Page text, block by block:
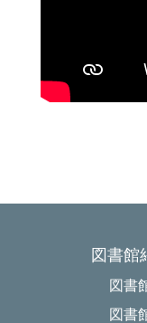
図書館
図書
図書